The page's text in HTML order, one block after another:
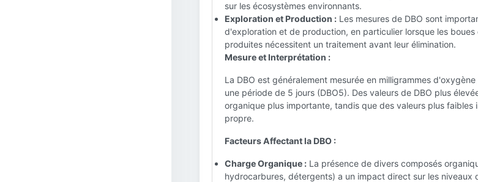
sur les écosystèmes environnants.
Exploration et Production : Les mesures de DBO sont
d'exploration et de production, en particulier lorsque les boues
produites nécessitent un traitement avant leur élimination.
Mesure et Interprétation :
La DBO est généralement mesurée en milligrammes
une période de 5 jours (DBO5). Des valeurs de DBO plus
organique plus importante, tandis que des valeurs plus faibles
propre.
Facteurs Affectant la DBO :
Charge Organique : La présence de divers composés
hydrocarbures, détergents) a un impact direct sur les niveaux